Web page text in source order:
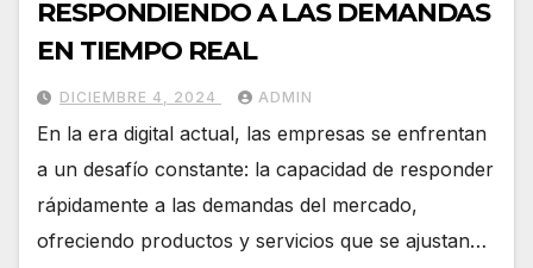
RESPONDIENDO A LAS DEMANDAS
EN TIEMPO REAL
DICIEMBRE 4, 2024 ADMIN
En la era digital actual, las empresas se enfrentan
a un desafío constante: la capacidad de responder
rápidamente a las demandas del mercado,
ofreciendo productos y servicios que se ajustan…